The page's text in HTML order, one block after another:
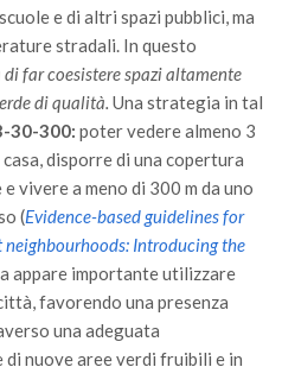
e di altri spazi pubblici, ma
stradali. In questo
far coesistere spazi altamente
di qualità. Una strategia in tal
30-300: poter vedere almeno 3
disporre di una copertura
vivere a meno di 300 m da uno
(Evidence-based guidelines for
neighbourhoods: Introducing the
appare importante utilizzare
favorendo una presenza
una adeguata
nuove aree verdi fruibili e in